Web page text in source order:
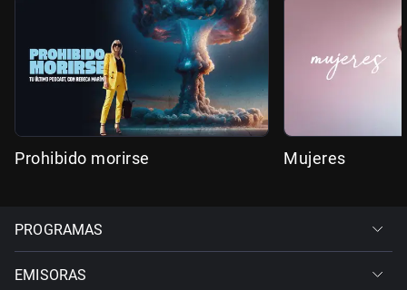
Prohibido morirse Mujeres
PROGRAMAS
EMISORAS